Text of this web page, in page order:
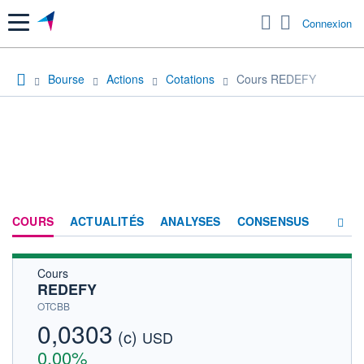
Menu Connexion
Bourse Actions Cotations Cours REDEFY
COURS ACTUALITÉS ANALYSES CONSENSUS
Cours
REDEFY
OTCBB
0,0303 (c) USD
0,00%